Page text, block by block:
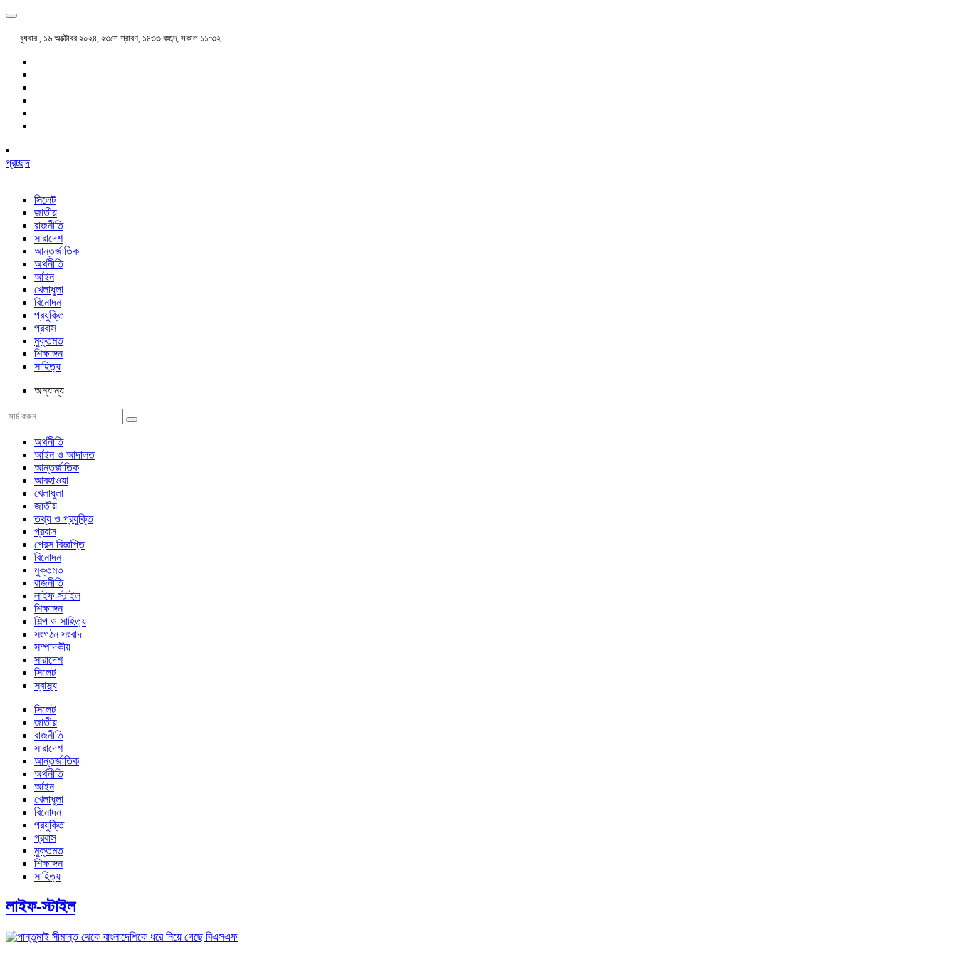
বুধবার , ১৬ অক্টোবর ২০২৪, ২৩শে শ্রাবণ, ১৪৩৩ বঙ্গাব্দ, সকাল ১১:৩২
প্রচ্ছদ
সিলেট
জাতীয়
রাজনীতি
সারাদেশ
আন্তর্জাতিক
অর্থনীতি
আইন
খেলাধুলা
বিনোদন
প্রযুক্তি
প্রবাস
মুক্তমত
শিক্ষাঙ্গন
সাহিত্য
অন্যান্য
অর্থনীতি
আইন ও আদালত
আন্তর্জাতিক
আবহাওয়া
খেলাধুলা
জাতীয়
তথ্য ও প্রযুক্তি
প্রবাস
প্রেস বিজ্ঞপ্তি
বিনোদন
মুক্তমত
রাজনীতি
লাইফ-স্টাইল
শিক্ষাঙ্গন
শিল্প ও সাহিত্য
সংগঠন সংবাদ
সম্পাদকীয়
সারাদেশ
সিলেট
স্বাস্থ্য
সিলেট
জাতীয়
রাজনীতি
সারাদেশ
আন্তর্জাতিক
অর্থনীতি
আইন
খেলাধুলা
বিনোদন
প্রযুক্তি
প্রবাস
মুক্তমত
শিক্ষাঙ্গন
সাহিত্য
লাইফ-স্টাইল